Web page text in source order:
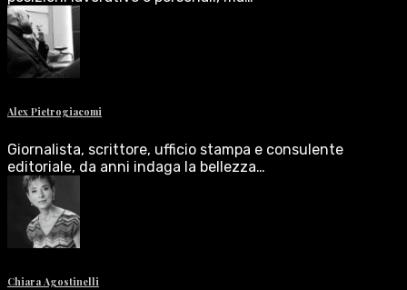
Alex Pietrogiacomi
Giornalista, scrittore, ufficio stampa e consulente
editoriale, da anni indaga la bellezza…
Chiara Agostinelli